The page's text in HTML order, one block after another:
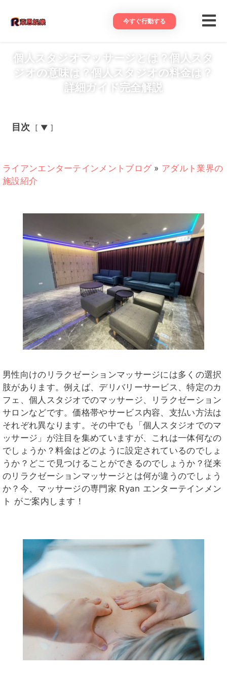
今すぐ行動する
個人スタジオマッサージとは？個人スタ
ジオの意味は？個人スタジオの料金は？
詳細ガイド完全解説
目次 ▼
ライアンエンターテインメントブログ » アダルト業界の
施設紹介
男性向けのリラクゼーションマッサージには多くの選択
肢があります。例えば、デリバリーサービス、特定のカ
フェ、個人スタジオでのマッサージ、リラクゼーション
サロンなどです。価格帯やサービス内容、支払い方法は
それぞれ異なります。その中でも「個人スタジオでのマ
ッサージ」が注目を集めていますが、これは一体何なの
でしょうか？料金はどのように設定されているのでしょ
うか？どこで見つけることができるのでしょうか？従来
のリラクゼーションマッサージとは何が違うのでしょう
か？今、マッサージの専門家 Ryan エンターテインメン
ト がご案内します！